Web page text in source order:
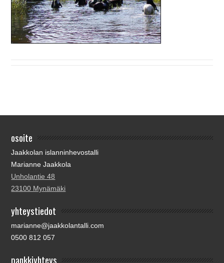
osoite
Jaakkolan islanninhevostalli
Marianne Jaakkola
Unholantie 48
23100 Mynämäki
yhteystiedot
marianne@jaakkolantalli.com
0500 812 057
pankkiyhteys